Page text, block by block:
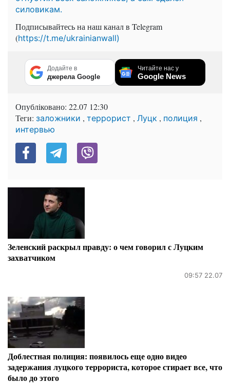
силовикам.
Подписывайтесь на наш канал в Telegram
(https://t.me/ukrainianwall)
Додайте в
джерела Google
Читайте нас у
Google News
Опубліковано: 22.07 12:30
Теги: заложники , террорист , Луцк , полиция ,
интервью
Зеленский раскрыл правду: о чем говорил с Луцким
захватчиком
09:57 22.07
Доблестная полиция: появилось еще одно видео
задержания луцкого террориста, которое стирает все, что
было до этого